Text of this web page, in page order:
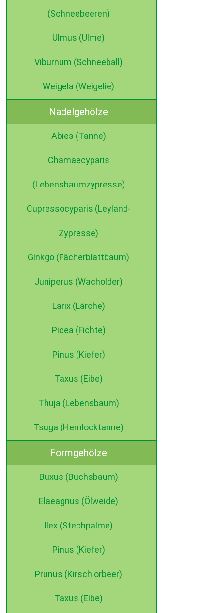
(Schneebeeren)
Ulmus (Ulme)
Viburnum (Schneeball)
Weigela (Weigelie)
Nadelgehölze
Abies (Tanne)
Chamaecyparis
(Lebensbaumzypresse)
Cupressocyparis (Leyland-
Zypresse)
Ginkgo (Fächerblattbaum)
Juniperus (Wacholder)
Larix (Lärche)
Picea (Fichte)
Pinus (Kiefer)
Taxus (Eibe)
Thuja (Lebensbaum)
Tsuga (Hemlocktanne)
Formgehölze
Buxus (Buchsbaum)
Elaeagnus (Ölweide)
Ilex (Stechpalme)
Pinus (Kiefer)
Prunus (Kirschlorbeer)
Taxus (Eibe)